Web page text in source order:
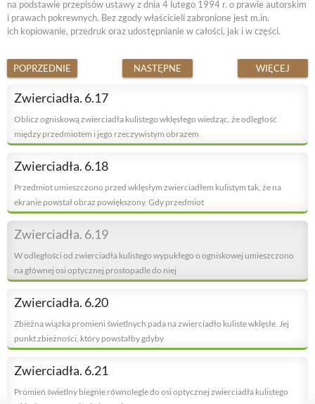
na podstawie przepisów ustawy z dnia 4 lutego 1994 r. o prawie autorskim
i prawach pokrewnych. Bez zgody właścicieli zabronione jest m.in.
ich kopiowanie, przedruk oraz udostępnianie w całości, jak i w części.
POPRZEDNIE NASTĘPNE WIĘCEJ
Zwierciadła. 6.17
Oblicz ogniskową zwierciadła kulistego wklęsłego wiedząc, że odległość
między przedmiotem i jego rzeczywistym obrazem
Zwierciadła. 6.18
Przedmiot umieszczono przed wklęsłym zwierciadłem kulistym tak, że na
ekranie powstał obraz powiększony. Gdy przedmiot
Zwierciadła. 6.19
W odległości od zwierciadła kulistego wypukłego o ogniskowej umieszczono
na głównej osi optycznej prostopadle do niej
Zwierciadła. 6.20
Zbieżna wiązka promieni świetlnych pada na zwierciadło kuliste wklęsłe. Jej
punkt zbieżności, który powstałby gdyby
Zwierciadła. 6.21
Promień świetlny biegnie równolegle do osi optycznej zwierciadła kulistego